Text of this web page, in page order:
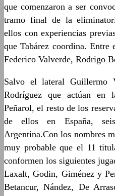
que comenzaron a ser
tramo final de la
ellos con experiencias
que Tabárez coordina. Entre
Federico Valverde, Rodrigo
Salvo el lateral Guillermo
Rodríguez que actúan en
Peñarol, el resto de los
de ellos en España,
Argentina.Con los nombres
muy probable que el 11
conformen los siguientes
Laxalt, Godin, Giménez y
Betancur, Nández, De